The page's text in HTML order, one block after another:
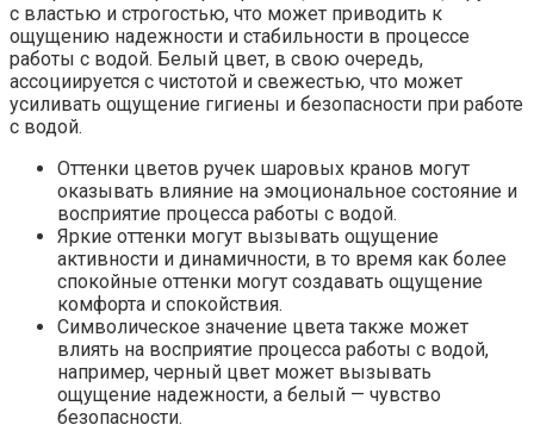
с властью и строгостью, что может приводить к
ощущению надежности и стабильности в процессе
работы с водой. Белый цвет, в свою очередь,
ассоциируется с чистотой и свежестью, что может
усиливать ощущение гигиены и безопасности при работе
с водой.
Оттенки цветов ручек шаровых кранов могут
оказывать влияние на эмоциональное состояние и
восприятие процесса работы с водой.
Яркие оттенки могут вызывать ощущение
активности и динамичности, в то время как более
спокойные оттенки могут создавать ощущение
комфорта и спокойствия.
Символическое значение цвета также может
влиять на восприятие процесса работы с водой,
например, черный цвет может вызывать
ощущение надежности, а белый — чувство
безопасности.